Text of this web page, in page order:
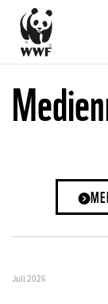
Direkt
zum
Inhalt
Juli 2026